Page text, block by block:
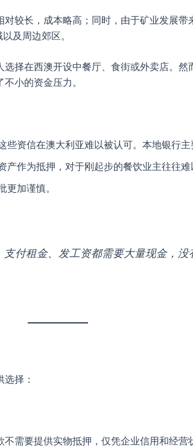
较长，成本略高；同时，由于矿业发展
及周边郊区。
择在西澳开设中餐厅、食街或外卖店。
小的资金压力。
些资信在澳大利亚难以被认可。本地银
产作为抵押，对于刚起步的餐饮业主往往
加谨慎。
付租金、发工资都需要大量现金，
择：
需要提供实物抵押，仅凭企业信用和经营